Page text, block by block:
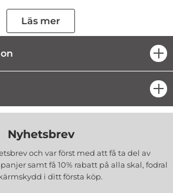
och automatisk avstängning efter 60
vilket möjliggör snabb uträtning av även
är hållbar och motståndskraftig mot
avstängning efter 60 minuter, vilket
LCD-displayen möjliggör bättre
Läs mer
Nyhetsbrev
och var först med att få ta del av
samt få 10% rabatt på alla skal, fodral
i ditt första köp.